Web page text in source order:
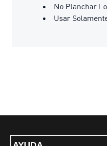
No Planchar
Usar